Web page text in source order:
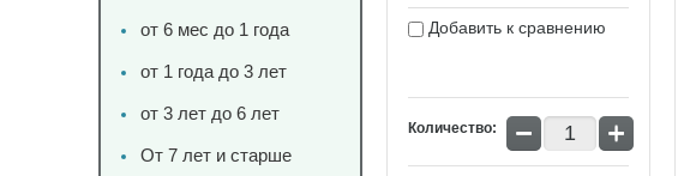
Добавить к сравнению
Количество: − +
от 6 мес до 1 года
от 1 года до 3 лет
от 3 лет до 6 лет
От 7 лет и старше